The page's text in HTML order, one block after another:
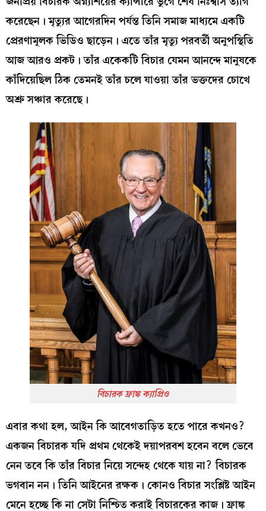
করেছেন। মৃত্যুর আগেরদিন পর্যন্ত তিনি সমাজ মাধ্যমে একটি
প্রেরণামূলক ভিডিও ছাড়েন। এতে তাঁর মৃত্যু পরবর্তী অনুপস্থিতি
আজ আরও প্রকট। তাঁর একেকটি বিচার যেমন আনন্দে মানুষকে
কাঁদিয়েছিল ঠিক তেমনই তাঁর চলে যাওয়া তাঁর ভক্তদের চোখে
অশ্রু সঞ্চার করেছে।
বিচারক ফ্রাঙ্ক ক্যাপ্রিও
এবার কথা হল, আইন কি আবেগতাড়িত হতে পারে কখনও?
একজন বিচারক যদি প্রথম থেকেই দয়াপরবশ হবেন বলে ভেবে
নেন তবে কি তাঁর বিচার নিয়ে সন্দেহ থেকে যায় না? বিচারক
ভগবান নন। তিনি আইনের রক্ষক। কোনও বিচার সংশ্লিষ্ট আইন
মেনে হচ্ছে কি না সেটা নিশ্চিত করাই বিচারকের কাজ। ফ্রাঙ্ক